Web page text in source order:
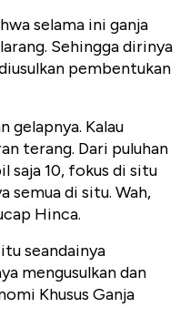
selama ini ganja
Sehingga dirinya
pembentukan
gelapnya. Kalau
terang. Dari puluhan
saja 10, fokus di situ
semua di situ. Wah,
Hinca.
seandainya
mengusulkan dan
Khusus Ganja